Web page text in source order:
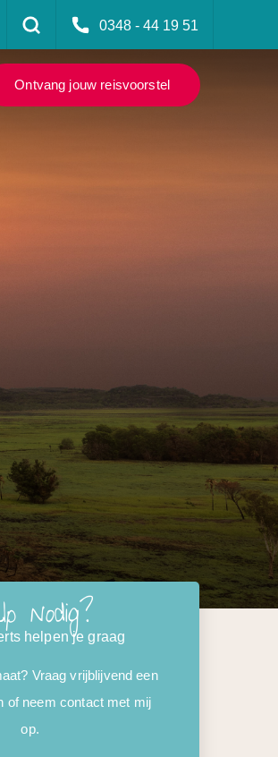
0348 - 44 19 51
Ontvang jouw reisvoorstel
nodig?
helpen je graag
Vraag vrijblijvend een
of neem contact met mij
op.